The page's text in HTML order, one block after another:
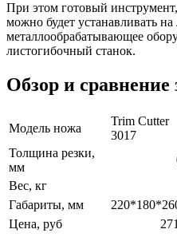
При этом готовый
можно будет устанавливать
металлообрабатывающее
листогибочный станок.
Обзор и сравнение
Модель ножа
Trim Cutter
3017
Толщина резки,
мм
Вес, кг
Габариты, мм
Цена, руб